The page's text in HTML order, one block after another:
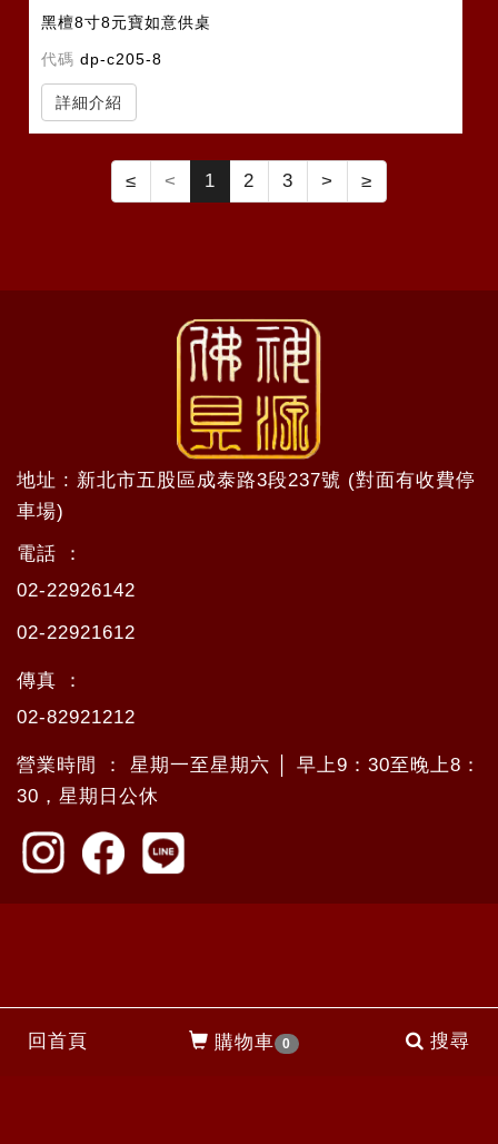
回首頁 購物車 0 搜尋
黑檀8寸8元寶如意供桌
代碼 dp-c205-8
詳細介紹
≤ < 1 2 3 > ≥
地址 : 新北市五股區成泰路3段237號 (對面有收費停
車場)
電話 ：
02-22926142
02-22921612
傳真 ：
02-82921212
營業時間 ： 星期一至星期六 │ 早上9：30至晚上8：
30，星期日公休